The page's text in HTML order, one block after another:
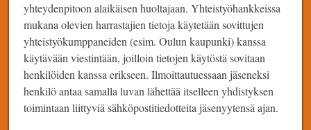
yhteydenpitoon alaikäisen huoltajaan. Yhteistyöhankkeissa
mukana olevien harrastajien tietoja käytetään sovittujen
yhteistyökumppaneiden (esim. Oulun kaupunki) kanssa
käytävään viestintään, joilloin tietojen käytöstä sovitaan
henkilöiden kanssa erikseen. Ilmoittautuessaan jäseneksi
henkilö antaa samalla luvan lähettää itselleen yhdistyksen
toimintaan liittyviä sähköpostitiedotteita jäsenyytensä ajan.